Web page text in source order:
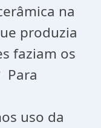
na
produzia
faziam os
Para
uso da